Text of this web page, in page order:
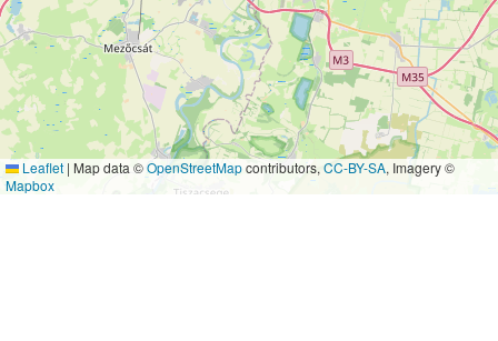
Leaflet | Map data ©OpenStreetMapcontributors, CC-BY-SA, Imagery ©
Mapbox